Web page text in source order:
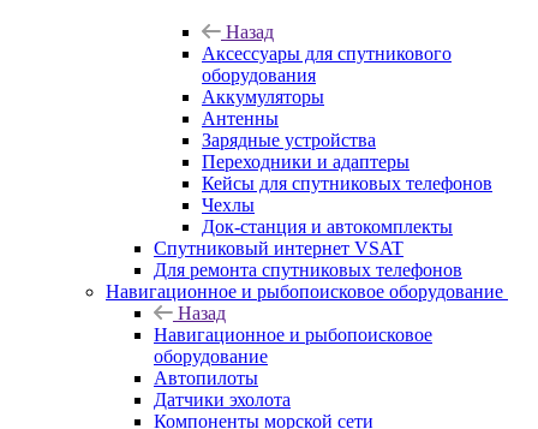
Назад
Аксессуары для спутникового
оборудования
Аккумуляторы
Антенны
Зарядные устройства
Переходники и адаптеры
Кейсы для спутниковых телефонов
Чехлы
Док-станция и автокомплекты
Спутниковый интернет VSAT
Для ремонта спутниковых телефонов
Навигационное и рыбопоисковое оборудование
Назад
Навигационное и рыбопоисковое
оборудование
Автопилоты
Датчики эхолота
Компоненты морской сети